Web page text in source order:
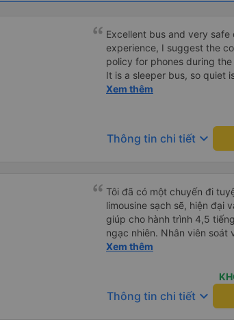
Excellent bus and very
experience, I suggest the
policy for phones during
It is a sleeper bus, so quiet
Wi-Fi password clearly
hơn, tôi góp ý nhà xe nên
lặng (tắt âm thanh điện
Tôi vẫn sẽ tiếp tục ủng hộ
Xem thêm
Thông tin chi tiết keyboard_arrow_down
Tôi đã có một chuyến đi
limousine sạch sẽ, hiện đại
giúp cho hành trình 4,5
ngạc nhiên. Nhân viên soát
thận và chuyên nghiệp,
đi diễn ra đúng như kế
bộ trải nghiệm - từ khi đặt
và không gặp rắc rối. Tôi
Xem thêm
Thông tin chi tiết keyboard_arrow_down